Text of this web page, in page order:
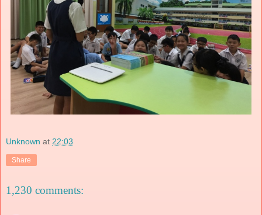
Unknown at 22:03
Share
1,230 comments: